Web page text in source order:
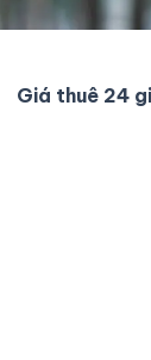
Giá thuê 24